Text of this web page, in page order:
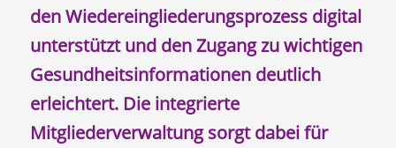
den Wiedereingliederungsprozess digital
unterstützt und den Zugang zu wichtigen
Gesundheitsinformationen deutlich
erleichtert. Die integrierte
Mitgliederverwaltung sorgt dabei für